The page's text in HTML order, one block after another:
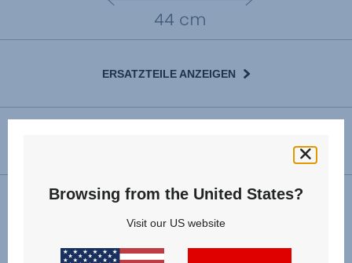
ERSATZTEILE ANZEIGEN
Installation
Browsing from the United States?
Visit our US website